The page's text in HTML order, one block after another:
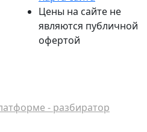
Цены на сайте не
являются публичной
офертой
- разбиратор